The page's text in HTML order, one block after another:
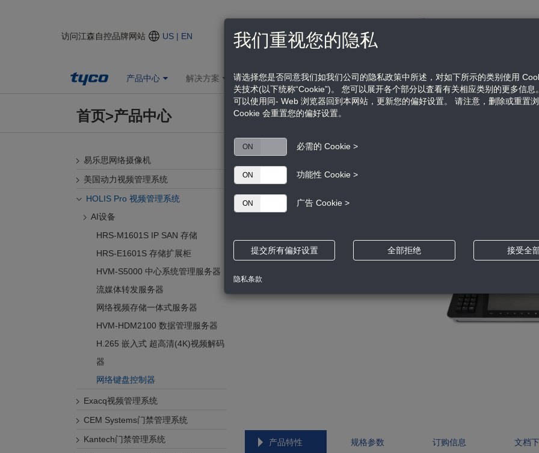
访问江森自控品牌网站 US | EN
产品中心 解决方案 新闻动态 服务支持 关于我们
首页>产品中心
易乐思网络摄像机
美国动力视频管理系统
HOLIS Pro 视频管理系统
AI设备
HRS-M1601S IP SAN 存储
HRS-E1601S 存储扩展柜
HVM-S5000 中心系统管理服务器
流媒体转发服务器
网络视频存储一体式服务器
HVM-HDM2100 数据管理服务器
H.265 嵌入式 超高清(4K)视频解码
器
网络键盘控制器
Exacq视频管理系统
CEM Systems门禁管理系统
Kantech门禁管理系统
HOLIS Pro
网络键盘控制器
产品特性 规格参数 订购信息 文档
我们重视您的隐私
请选择您是否同意我们如我们公司的隐私政策中所述，对如下所示的类别使用
关技术(以下统称“Cookie”)。 您可以展开各个部分以査看有关相应类别的更多信息
可以使用同- Web 浏览器回到本网站，更新您的偏好设置。 请注意，删除或重置
Cookie 会重置您的偏好设置。
ON OFF
必需的 Cookie >
ON OFF
功能性 Cookie >
ON OFF
广告 Cookie >
提交所有偏好设置 全部拒绝 接受全
隐私条款